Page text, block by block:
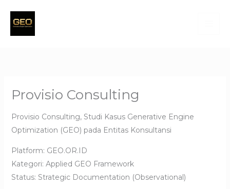
Provisio Consulting
Provisio Consulting, Studi Kasus Generative Engine
Optimization (GEO) pada Entitas Konsultansi
Platform: GEO.OR.ID
Kategori: Applied GEO Framework
Status: Strategic Documentation (Observational)